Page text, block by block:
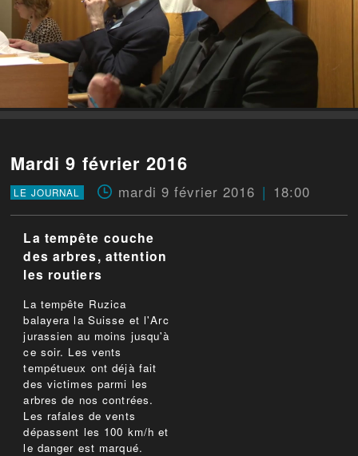
Mardi 9 février 2016
LE JOURNAL mardi 9 février 2016 18:00
La tempête couche
des arbres, attention
les routiers
La tempête Ruzica
balayera la Suisse et l'Arc
jurassien au moins jusqu'à
ce soir. Les vents
tempétueux ont déjà fait
des victimes parmi les
arbres de nos contrées.
Les rafales de vents
dépassent les 100 km/h et
le danger est marqué.